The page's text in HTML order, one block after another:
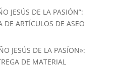
JESÚS DE LA PASIÓN”:
DE ARTÍCULOS DE ASEO
JESÚS DE LA PASÍON»:
DE MATERIAL